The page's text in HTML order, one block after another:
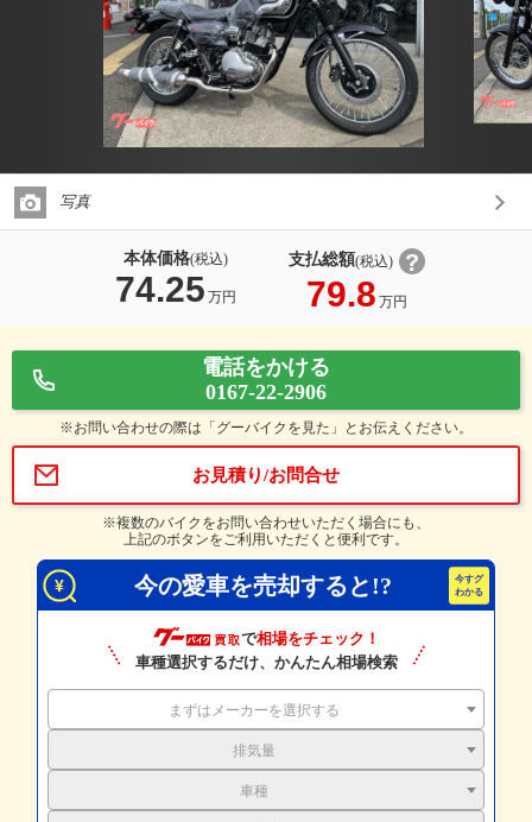
写真
本体価格(税込)
74.25 万円
支払総額(税込)
79.8 万円
電話をかける
0167-22-2906
※お問い合わせの際は「グーバイクを見た」とお伝えください。
お見積り/お問合せ
※複数のバイクをお問い合わせいただく場合にも、
上記のボタンをご利用いただくと便利です。
今の愛車を売却すると!?
で相場をチェック！
車種選択するだけ、かんたん相場検索
まずはメーカーを選択する
排気量
車種